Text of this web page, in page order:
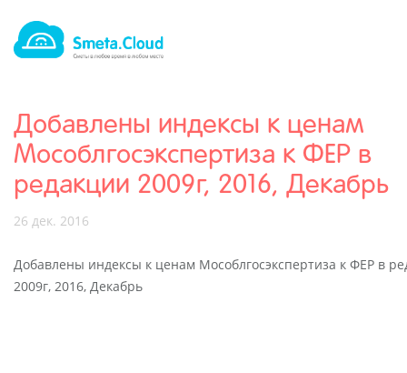
Добавлены индексы к ценам
Мособлгосэкспертиза к ФЕР в
редакции 2009г, 2016, Декабрь
26 дек. 2016
Добавлены индексы к ценам Мособлгосэкспертиза к ФЕР в
2009г, 2016, Декабрь